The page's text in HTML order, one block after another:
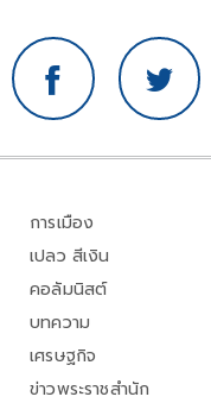
การเมือง
เปลว สีเงิน
คอลัมนิสต์
บทความ
เศรษฐกิจ
ข่าวพระราชสำนัก